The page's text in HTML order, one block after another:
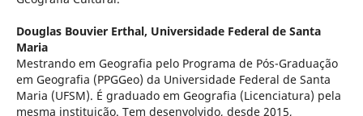
Douglas Bouvier Erthal, Universidade Federal de Santa
Maria
Mestrando em Geografia pelo Programa de Pós-Graduação
em Geografia (PPGGeo) da Universidade Federal de Santa
Maria (UFSM). É graduado em Geografia (Licenciatura) pela
mesma instituição. Tem desenvolvido, desde 2015,